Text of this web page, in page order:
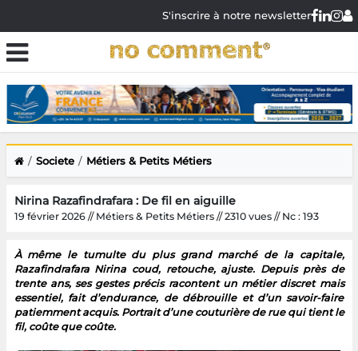
S'inscrire à notre newsletter
Societe Métiers & Petits Métiers
Nirina Razafindrafara : De fil en aiguille
19 février 2026 // Métiers & Petits Métiers // 2310 vues // Nc : 193
À même le tumulte du plus grand marché de la capitale,
Razafindrafara Nirina coud, retouche, ajuste. Depuis près de
trente ans, ses gestes précis racontent un métier discret mais
essentiel, fait d’endurance, de débrouille et d’un savoir-faire
patiemment acquis. Portrait d’une couturière de rue qui tient le
fil, coûte que coûte.